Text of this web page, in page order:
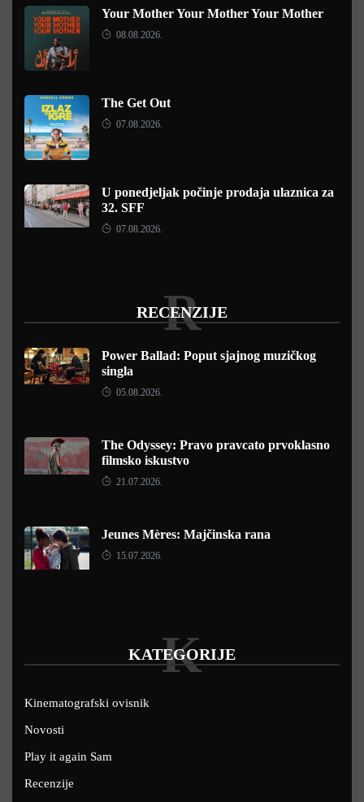
Your Mother Your Mother Your Mother
08.08.2026.
The Get Out
07.08.2026.
U ponedjeljak počinje prodaja ulaznica za
32. SFF
07.08.2026.
RECENZIJE
R
Power Ballad: Poput sjajnog muzičkog
singla
05.08.2026.
The Odyssey: Pravo pravcato prvoklasno
filmsko iskustvo
21.07.2026.
Jeunes Mères: Majčinska rana
15.07.2026.
KATEGORIJE
K
Kinematografski ovisnik
Novosti
Play it again Sam
Recenzije